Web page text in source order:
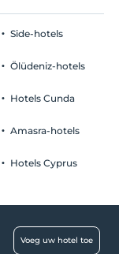
Side-hotels
Ölüdeniz-hotels
Hotels Cunda
Amasra-hotels
Hotels Cyprus
Voeg uw hotel toe